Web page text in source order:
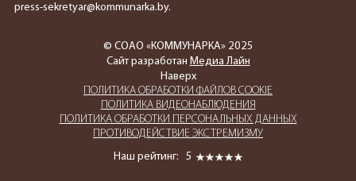
ПОЛИТИКА ОБРАБОТКИ ФАЙЛОВ COOKIE
ПОЛИТИКА ВИДЕОНАБЛЮДЕНИЯ
ПОЛИТИКА ОБРАБОТКИ ПЕРСОНАЛЬНЫХ ДАННЫХ
ПРОТИВОДЕЙСТВИЕ ЭКСТРЕМИЗМУ
Наш рейтинг:
5
press-sekretyar@kommunarka.by.
© СОАО «КОММУНАРКА» 2025
Сайт разработан Медиа Лайн
Наверх